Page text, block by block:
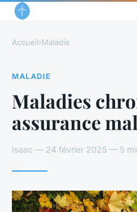
Accueil›Maladie
MALADIE
Maladies
assurance
Isaac — 24 février 2025 — 5